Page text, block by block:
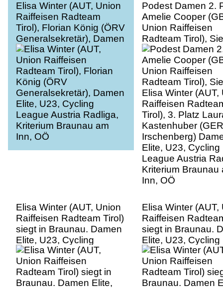
Elisa Winter (AUT, Union
Raiffeisen Radteam
Tirol), Florian König (ÖRV
Generalsekretär), Damen
Elite, U23, Cycling
League Austria Radliga,
Kriterium Braunau am
Inn, OÖ
Podest Damen 2.
Amelie Cooper
Union Raiffeisen
Radteam Tirol),
Elisa Winter (AUT,
Raiffeisen
Tirol), 3. Platz
Kastenhuber
Irschenberg)
Elite, U23, Cycling
League Austria
Kriterium Braunau
Inn, OÖ
Elisa Winter (AUT, Union
Raiffeisen Radteam Tirol)
siegt in Braunau. Damen
Elite, U23, Cycling
League Austria Radliga,
Kriterium Braunau am
Inn, OÖ
Elisa Winter (AUT,
Raiffeisen
siegt in Braunau.
Elite, U23, Cycling
League Austria
Kriterium Braunau
Inn, OÖ